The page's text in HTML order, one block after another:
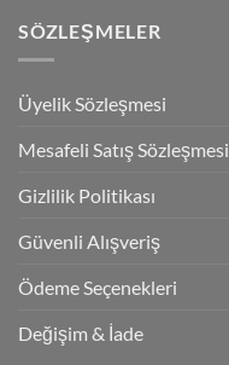
SÖZLEŞMELER
Üyelik Sözleşmesi
Mesafeli Satış Sözleşmesi
Gizlilik Politikası
Güvenli Alışveriş
Ödeme Seçenekleri
Değişim & İade